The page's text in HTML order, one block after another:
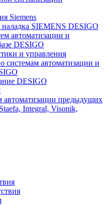
Siemens
SIEMENS DESIGO
автоматизации и
DESIGO
и управления
автоматизации и
DESIGO
автоматизации предыдущих
Integral, Visonik,